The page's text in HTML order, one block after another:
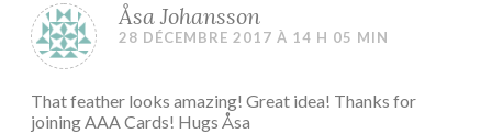
Åsa Johansson
28 DÉCEMBRE 2017 À 14 H 05 MIN
That feather looks amazing! Great idea! Thanks for
joining AAA Cards! Hugs Åsa